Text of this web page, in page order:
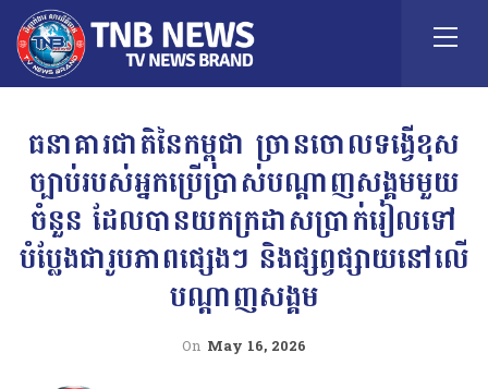
ធនាគារជាតិនៃកម្ពុជា ច្រានចោលទង្វើខុស
ច្បាប់របស់អ្នកប្រើប្រាស់បណ្តាញសង្គមមួយ
ចំនួន ដែលបានយកក្រដាសប្រាក់រៀលទៅ
បំប្លែងជារូបភាពផ្សេងៗ និងផ្សព្វផ្សាយនៅលើ
បណ្តាញសង្គម
On May 16, 2026